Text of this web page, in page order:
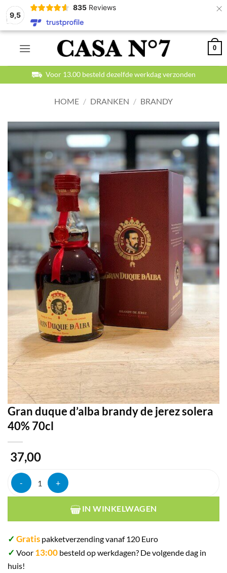
9,5
835 Reviews ×
Ga
0
Voor 13.00 besteld dezelfde werkdag verzonden
HOME / DRANKEN / BRANDY
Gran duque d’alba brandy de jerez solera
40% 70cl
37,00
Gran duque d'alba brandy de jerez solera 40% 70cl aantal
IN WINKELWAGEN
✓ Gratis pakketverzending vanaf 120 Euro
✓ Voor 13:00 besteld op werkdagen? De volgende dag in
huis!